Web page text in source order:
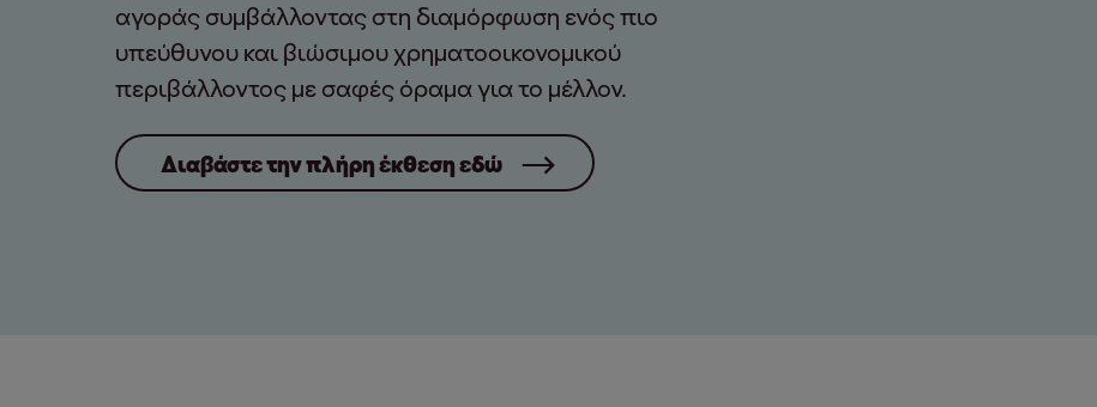
αγοράς συμβάλλοντας στη διαμόρφωση ενός πιο
υπεύθυνου και βιώσιμου χρηματοοικονομικού
περιβάλλοντος με σαφές όραμα για το μέλλον.
Διαβάστε την πλήρη έκθεση εδώ